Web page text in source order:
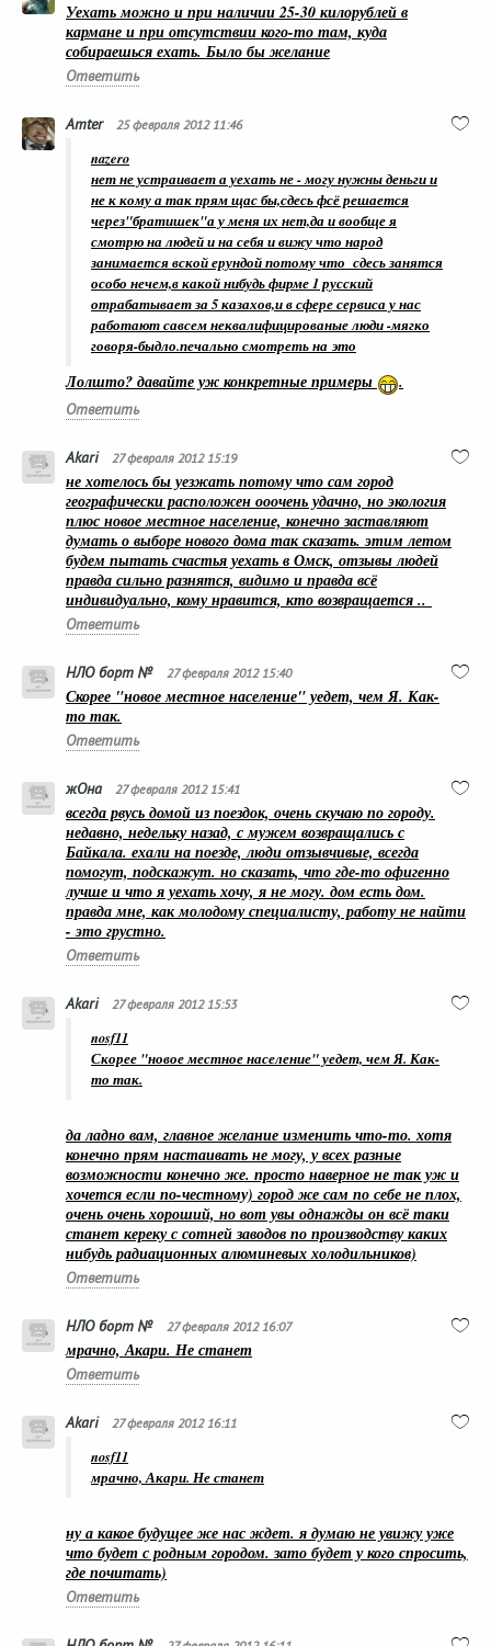
Уехать можно и при наличии 25-30 килорублей в
кармане и при отсутствии кого-то там, куда
собираешься ехать. Было бы желание
Ответить
Amter 25 февраля 2012 11:46
nazero
нет не устраивает а уехать не - могу нужны деньги и
не к кому а так прям щас бы,сдесь фсё решается
через"братишек"а у меня их нет,да и вообще я
смотрю на людей и на себя и вижу что народ
занимается вской ерундой потому что сдесь занятся
особо нечем,в какой нибудь фирме 1 русский
отрабатывает за 5 казахов,и в сфере сервиса у нас
работают савсем неквалифицированые люди -мягко
говоря-быдло.печально смотреть на это
Лолшто? давайте уж конкретные примеры .
Ответить
Akari 27 февраля 2012 15:19
не хотелось бы уезжать потому что сам город
географически расположен ооочень удачно, но экология
плюс новое местное население, конечно заставляют
думать о выборе нового дома так сказать. этим летом
будем пытать счастья уехать в Омск, отзывы людей
правда сильно разнятся, видимо и правда всё
индивидуально, кому нравится, кто возвращается ..
Ответить
НЛО борт № 27 февраля 2012 15:40
Скорее "новое местное население" уедет, чем Я. Как-
то так.
Ответить
жОна 27 февраля 2012 15:41
всегда рвусь домой из поездок, очень скучаю по городу.
недавно, недельку назад, с мужем возвращались с
Байкала. ехали на поезде, люди отзывчивые, всегда
помогут, подскажут. но сказать, что где-то офигенно
лучше и что я уехать хочу, я не могу. дом есть дом.
правда мне, как молодому специалисту, работу не найти
- это грустно.
Ответить
Akari 27 февраля 2012 15:53
nosf11
Скорее "новое местное население" уедет, чем Я. Как-
то так.
да ладно вам, главное желание изменить что-то. хотя
конечно прям настаивать не могу, у всех разные
возможности конечно же. просто наверное не так уж и
хочется если по-честному) город же сам по себе не плох,
очень очень хороший, но вот увы однажды он всё таки
станет кереку с сотней заводов по производству каких
нибудь радиационных алюминевых холодильников)
Ответить
НЛО борт № 27 февраля 2012 16:07
мрачно, Акари. Не станет
Ответить
Akari 27 февраля 2012 16:11
nosf11
мрачно, Акари. Не станет
ну а какое будущее же нас ждет. я думаю не увижу уже
что будет с родным городом. зато будет у кого спросить,
где почитать)
Ответить